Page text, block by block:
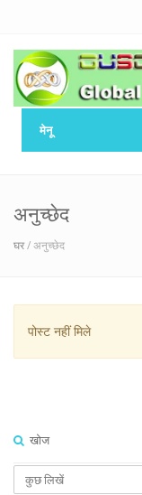
मेनू
अनुच्छेद
घर/ अनुच्छेद
पोस्ट नहीं मिले
खोज